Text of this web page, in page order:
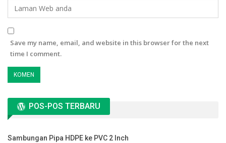
Save my name, email, and website in this browser for the next
time I comment.
POS-POS TERBARU
Sambungan Pipa HDPE ke PVC 2 Inch